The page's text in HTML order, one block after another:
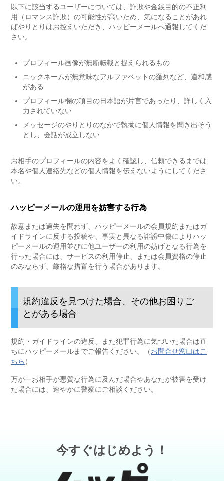
以下に該当するユーザーについては、詐欺や金銭目的の不正利
用（ロマンス詐欺）の可能性が高いため、気になることがあれ
ばやりとりはお控えいただき、ハッピーメールへ通報してくだ
さい。
プロフィール画像が無断転載と捉えられるもの
ニックネームが無意味なアルファベットの羅列など、違和感
がある
プロフィール欄の項目の日本語が片言であったり、詳しく入
力されていない
メッセージのやりとりのなかで執拗に個人情報を聞き出そう
とし、会話が成立しない
お相手のプロフィールの内容をよく確認し、信頼できるまでは
本名や個人連絡先などの個人情報を伝えないようにしてくださ
い。
ハッピーメールの運用を妨害する行為
故意または過失を問わず、ハッピーメールの会員規約またはガ
イドラインに反する投稿や、事実と異なる誹謗中傷によりハッ
ピーメールの運用並びに他ユーザーの利用の妨げとなる行為を
行った場合には、サービスの利用停止、または会員資格の停止
のみならず、厳格な措置を行う場合があります。
規約違反を見つけた場合、その他お困りご
とがある場合
規約・ガイドラインの違反、また犯罪行為に気づいた場合は直
ちにハッピーメールまでご報告ください。（お問合せ窓口はこ
ちら ）
万が一お相手が悪質な行為に及んだ場合やあなたが被害を受け
た場合には、速やかに警察にご相談ください。
今すぐはじめよう！